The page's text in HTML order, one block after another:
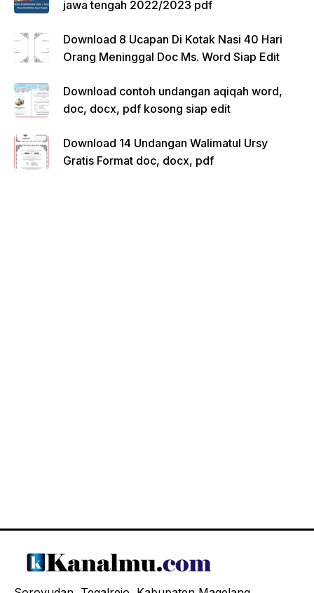
jawa tengah 2022/2023 pdf
Download 8 Ucapan Di Kotak Nasi 40 Hari
Orang Meninggal Doc Ms. Word Siap Edit
Download contoh undangan aqiqah word,
doc, docx, pdf kosong siap edit
Download 14 Undangan Walimatul Ursy
Gratis Format doc, docx, pdf